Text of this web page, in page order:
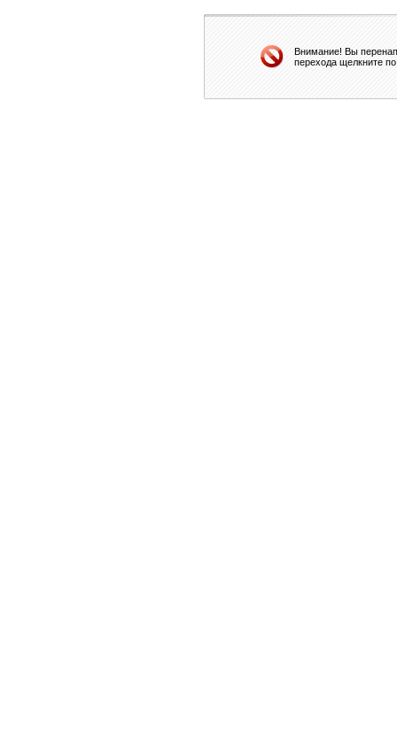
Внимание! Вы
перехода щелкните